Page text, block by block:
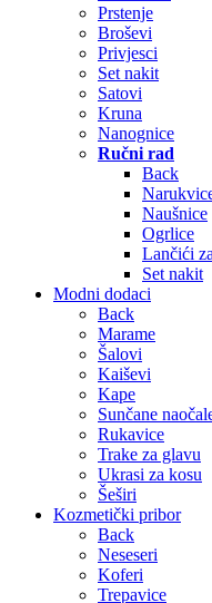
Prstenje
Broševi
Privjesci
Set nakit
Satovi
Kruna
Nanognice
Ručni rad
Back
Naušnice
Ogrlice
Lančići
Set nakit
Modni dodaci
Back
Marame
Šalovi
Kaiševi
Kape
Sunčane
Rukavice
Trake za glavu
Ukrasi za kosu
Šeširi
Kozmetički pribor
Back
Neseseri
Koferi
Trepavice